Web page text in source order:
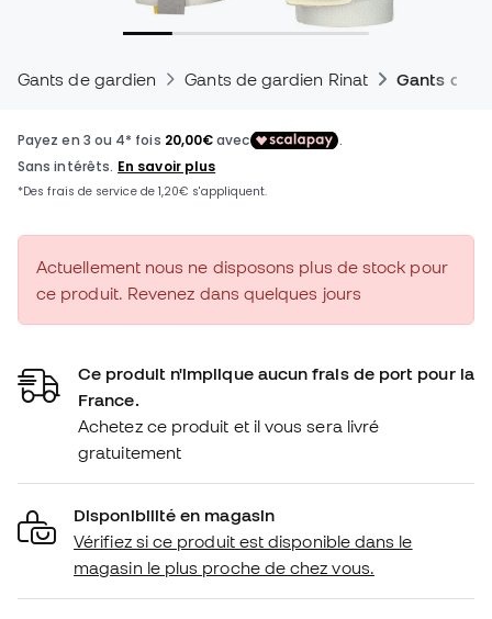
Gants de gardien Gants de gardien Rinat Gants de
Actuellement nous ne disposons plus de stock pour
ce produit. Revenez dans quelques jours
Ce produit n'implique aucun frais de port pour la
France.
Achetez ce produit et il vous sera livré
gratuitement
Disponibilité en magasin
Vérifiez si ce produit est disponible dans le
magasin le plus proche de chez vous.